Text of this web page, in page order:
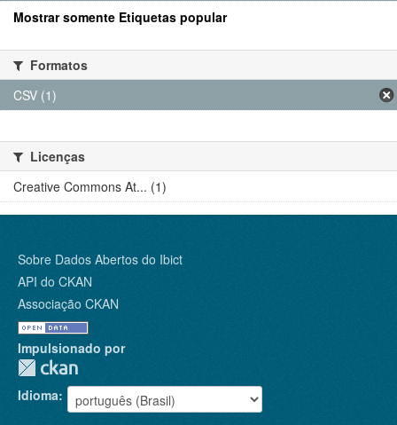
Mostrar somente Etiquetas popular
Formatos
CSV (1)
Licenças
Creative Commons At... (1)
Sobre Dados Abertos do Ibict
API do CKAN
Associação CKAN
Impulsionado por
Idioma